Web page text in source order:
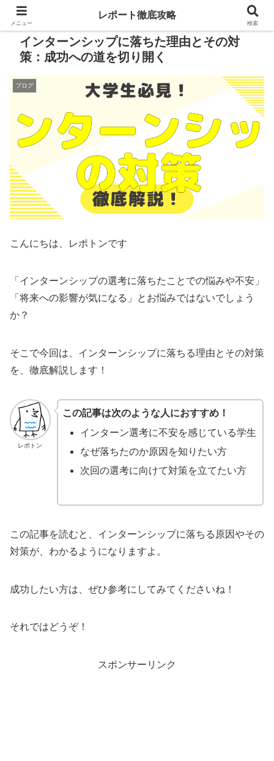
インターンシップに落ちた理由とその対
策：成功への道を切り開く
ブログ
こんにちは、レポトンです
「インターンシップの選考に落ちたことでの悩みや不安」
「将来への影響が気になる」とお悩みではないでしょう
か？
そこで今回は、インターンシップに落ちる理由とその対策
を、徹底解説します！
レポトン
この記事は次のような人におすすめ！
インターン選考に不安を感じている学生
なぜ落ちたのか原因を知りたい方
次回の選考に向けて対策を立てたい方
この記事を読むと、インターンシップに落ちる原因やその
対策が、わかるようになりますよ。
成功したい方は、ぜひ参考にしてみてくださいね！
それではどうぞ！
スポンサーリンク
メニュー
レポート徹底攻略
検索